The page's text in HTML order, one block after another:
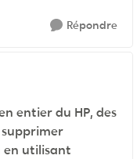
Répondre
entier du HP, des
en utilisant